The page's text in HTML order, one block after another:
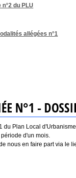
du PLU
allégées n°1
N°1 -
du Plan Local
d'un mois.
nous en faire part via le